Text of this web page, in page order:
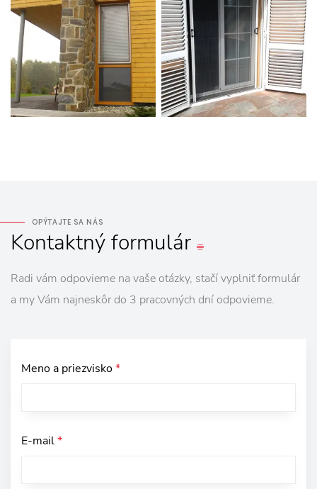
OPÝTAJTE SA NÁS
Kontaktnýformulár
Radi vám odpovieme na vaše otázky, stačí vyplniť formulár
a my Vám najneskôr do 3 pracovných dní odpovieme.
Meno a priezvisko*
E-mail*